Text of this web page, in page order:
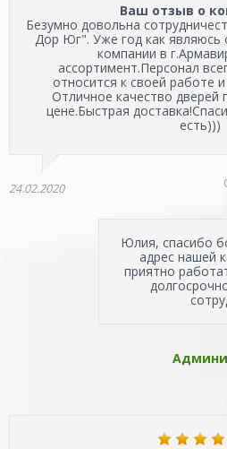
Ваш отзыв о
Безумно довольна
Дор Юг". Уже год как
компании в
ассортимент.Персонал
относится к своей работе
Отличное качество дверей
цене.Быстрая
есть)))
24.02.2020
Юлия, спасибо
адрес нашей
приятно